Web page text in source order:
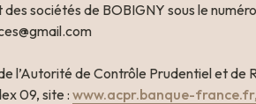
sociétés de BOBIGNY sous le numéro
l’Autorité de Contrôle Prudentiel et de
09, site : www.acpr.banque-france.fr,